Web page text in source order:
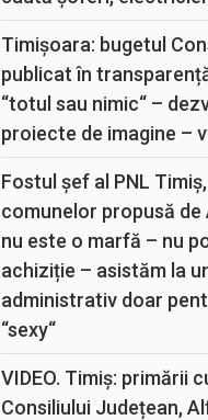
Timișoara: bugetul
publicat în
“totul sau nimic“ –
proiecte de imagine –
Fostul șef al PNL
comunelor propusă
nu este o marfă – nu
achiziție – asistăm la
administrativ doar
“sexy“
VIDEO. Timiș: primării
Consiliului Județean,